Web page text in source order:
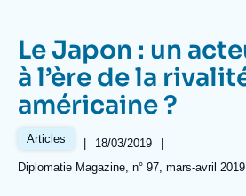
Navigation
principale
L'Ifri
Analyses
Le Japon : un
à l’ère de la
américaine ?
Articles |
Date
publication
18/03/2019
|
Références
Diplomatie Magazine, n° 97, mars-avril 2019